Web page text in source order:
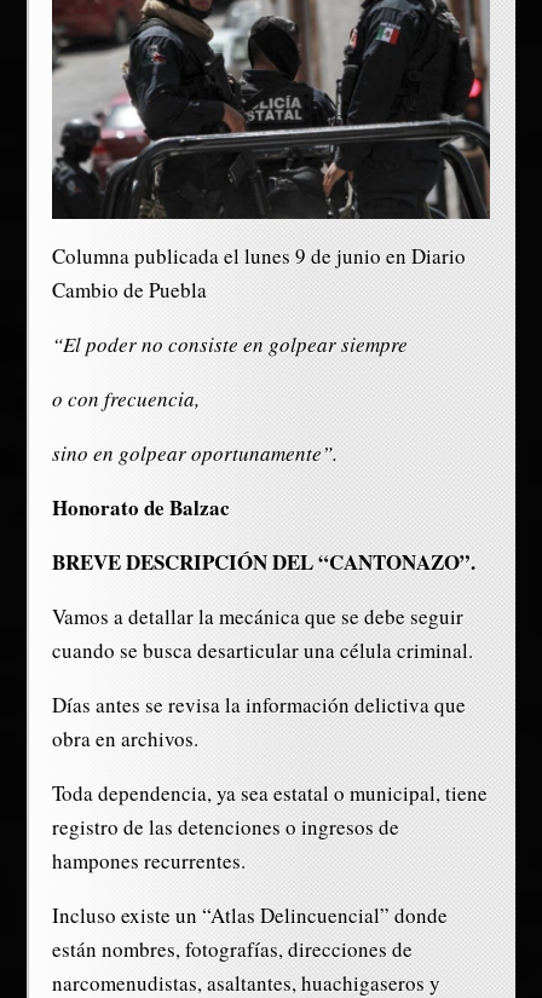
Columna publicada el lunes 9 de junio en Diario
Cambio de Puebla
“El poder no consiste en golpear siempre
o con frecuencia,
sino en golpear oportunamente”.
Honorato de Balzac
BREVE DESCRIPCIÓN DEL “CANTONAZO”.
Vamos a detallar la mecánica que se debe seguir
cuando se busca desarticular una célula criminal.
Días antes se revisa la información delictiva que
obra en archivos.
Toda dependencia, ya sea estatal o municipal, tiene
registro de las detenciones o ingresos de
hampones recurrentes.
Incluso existe un “Atlas Delincuencial” donde
están nombres, fotografías, direcciones de
narcomenudistas, asaltantes, huachigaseros y